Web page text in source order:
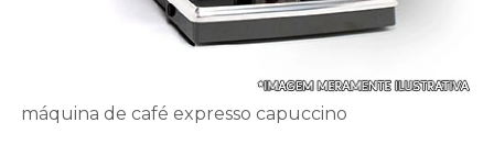
máquina de café expresso capuccino